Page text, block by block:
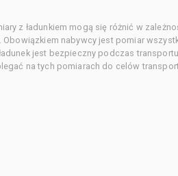
z ładunkiem mogą się różnić w
nabywcy jest pomiar
jest bezpieczny podczas
na tych pomiarach do celów